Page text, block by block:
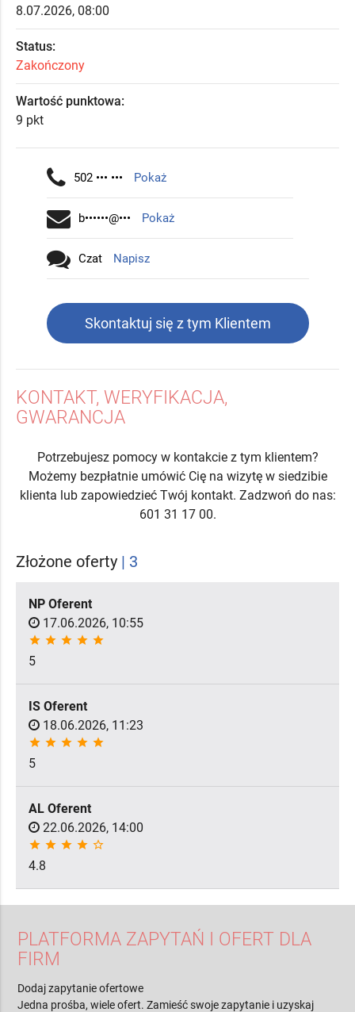
8.07.2026, 08:00
Status:
Zakończony
Wartość punktowa:
9 pkt
502 ••• ••• Pokaż
b••••••@••• Pokaż
Czat Napisz
Skontaktuj się z tym Klientem
KONTAKT, WERYFIKACJA,
GWARANCJA
Potrzebujesz pomocy w kontakcie z tym klientem?
Możemy bezpłatnie umówić Cię na wizytę w siedzibie
klienta lub zapowiedzieć Twój kontakt. Zadzwoń do nas:
601 31 17 00.
Złożone oferty | 3
NP Oferent
17.06.2026, 10:55
star star star star star
5
IS Oferent
18.06.2026, 11:23
star star star star star
5
AL Oferent
22.06.2026, 14:00
star star star star star_border
4.8
PLATFORMA ZAPYTAŃ I OFERT DLA
FIRM
Dodaj zapytanie ofertowe
Jedna prośba, wiele ofert. Zamieść swoje zapytanie i uzyskaj